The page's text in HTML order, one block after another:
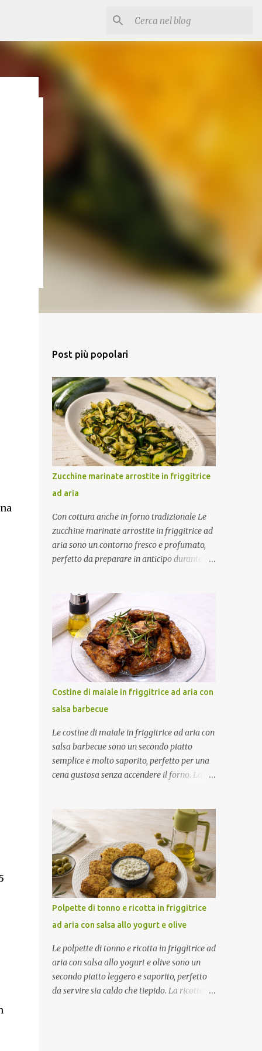
e
(3
Post più popolari
Zucchine marinate arrostite in friggitrice
ad aria
Con cottura anche in forno tradizionale Le
zucchine marinate arrostite in friggitrice ad
aria sono un contorno fresco e profumato,
perfetto da preparare in anticipo durante la
marinatura a base di olio extravergine di
oliva, aceto di mele, menta fresca, aglio e
peperoncino. Il riposo in frigorifero
permette alle zucchine di assorbire tutti gli
aromi, rendendole ancora più gustose.
Ottime da servire come contorno oppure
come antipasto nelle giornate più calde.
Come ottenere zucchine saporite e ben
marinate Per un risultato perfetto: Taglia le
zucchine a fette sottili e dello stesso
spessore. Preriscalda la friggitrice ad aria.
Cuocile in più riprese senza sovrapporle.
Condiscile quando sono ancora tiepide.
preparazione: circa 15 minuti Tempo di
cottura: circa 15 minuti (3 cotture da 5
minuti) Tempo di ri...
Costine di maiale in friggitrice ad aria con
salsa barbecue
Le costine di maiale in friggitrice ad aria con
salsa barbecue sono un secondo piatto
semplice e molto saporito, perfetto per una
cena gustosa senza accendere il forno. La
mentre la cottura in friggitrice ad aria
permette di ottenere costine morbide e
leggermente dorate. Una ricetta facile che
conquista subito. Come ottenere costine
morbide e saporite Per un risultato perfetto:
Lascia marinare bene la carne Condisci con
aromi prima della cottura Preriscalda la
friggitrice Gira le costine a metà tempo In
questo modo resteranno tenere e ben cotte.
Ingredienti (2 persone) 800 g di costine di
maiale Salsa barbecue q.b. Sale q.b. Pepe q.b.
Rosmarino secco q.b. Finocchietto secco q.b.
Procedimento Marinatura Metti le costine in
Polpette di tonno e ricotta in friggitrice
ad aria con salsa allo yogurt e olive
Le polpette di tonno e ricotta in friggitrice ad
aria con salsa allo yogurt e olive sono un
secondo piatto leggero e saporito, perfetto
da servire sia caldo che tiepido. La ricotta